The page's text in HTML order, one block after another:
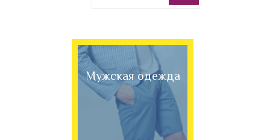
Мужская одежда